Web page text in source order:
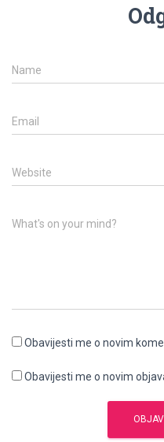
Name
Email
Website
What's on your mind?
Obavijesti me o novim
Obavijesti me o novim